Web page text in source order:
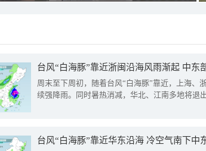
台风“白海豚”靠近浙闽沿海风雨渐起 中东
周末至下周初，随着台风“白海豚”靠近，上海、
续强降雨。同时暑热消减，华北、江南多地将退
台风“白海豚”靠近华东沿海 冷空气南下中